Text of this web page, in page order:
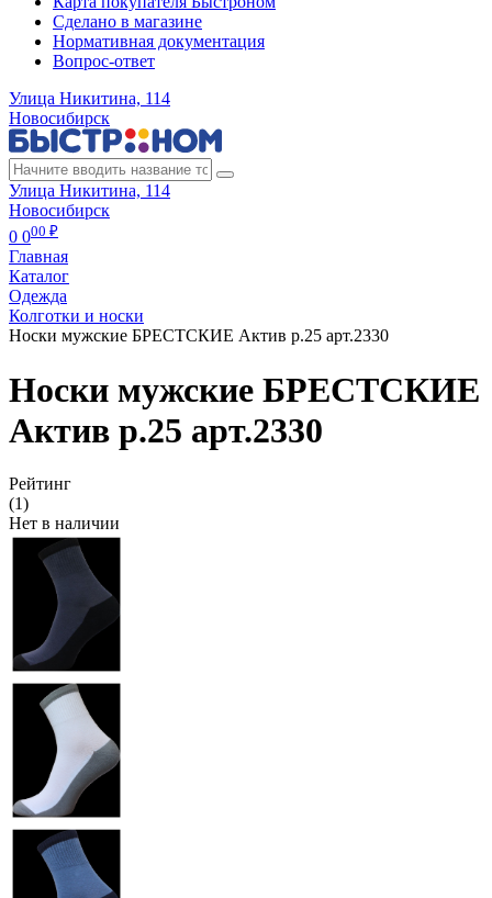
Сделано в магазине
Нормативная документация
Вопрос-ответ
Улица Никитина, 114
Новосибирск
Улица Никитина, 114
Новосибирск
0 000 ₽
Главная
Каталог
Одежда
Колготки и носки
Носки мужские БРЕСТСКИЕ Актив р.25 арт.2330
Носки мужские БРЕСТСКИЕ
Актив р.25 арт.2330
Рейтинг
(1)
Нет в наличии